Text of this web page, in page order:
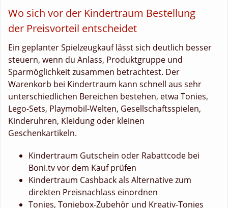
Wo sich vor der Kindertraum Bestellung
der Preisvorteil entscheidet
Ein geplanter Spielzeugkauf lässt sich deutlich besser
steuern, wenn du Anlass, Produktgruppe und
Sparmöglichkeit zusammen betrachtest. Der
Warenkorb bei Kindertraum kann schnell aus sehr
unterschiedlichen Bereichen bestehen, etwa Tonies,
Lego-Sets, Playmobil-Welten, Gesellschaftsspielen,
Kinderuhren, Kleidung oder kleinen
Geschenkartikeln.
Kindertraum Gutschein oder Rabattcode bei
Boni.tv vor dem Kauf prüfen
Kindertraum Cashback als Alternative zum
direkten Preisnachlass einordnen
Tonies, Toniebox-Zubehör und Kreativ-Tonies